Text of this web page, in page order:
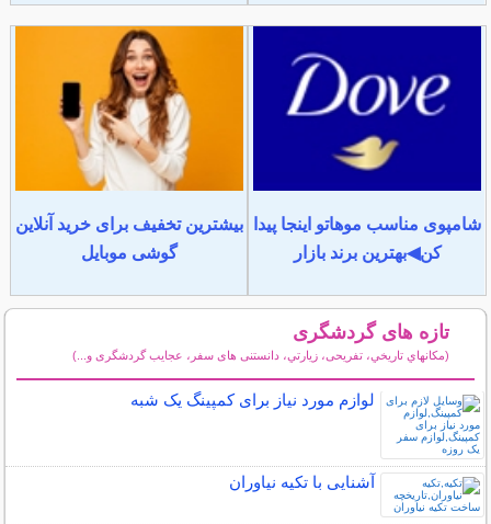
شامپوی مناسب موهاتو اینجا پیدا
کن◀بهترین برند بازار
بیشترین تخفیف برای خرید آنلاین
گوشی موبایل
تازه های گردشگری
(مكانهاي تاريخي، تفریحی، زيارتي، دانستنی های سفر، عجایب گردشگری و...)
لوازم مورد نیاز برای کمپینگ یک شبه
آشنایی با تکیه نیاوران